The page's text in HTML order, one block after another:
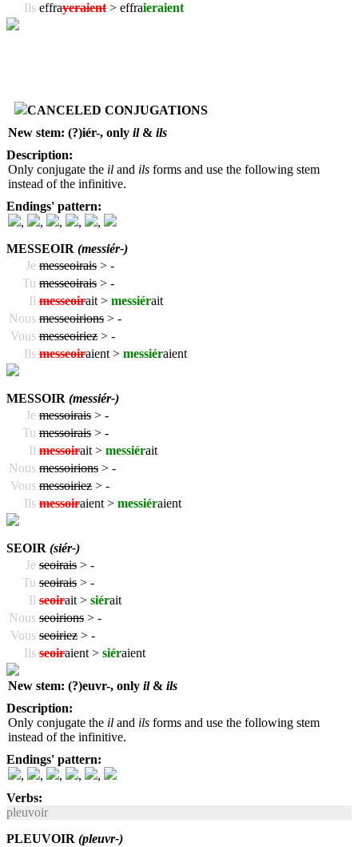
Ils effrayeraient > effraieraient
CANCELED CONJUGATIONS
New stem: (?)iér-, only il& ils
Description:
Only conjugate the il and ils forms and use the following stem
instead of the infinitive.
Endings' pattern:
,
, , ,
,
MESSEOIR (messiér-)
Je messeoirais > -
Tu messeoirais > -
Il messeoirait > messiérait
Nous messeoirions > -
Vous messeoiriez > -
Ils messeoiraient > messiéraient
MESSOIR (messiér-)
Je messoirais > -
Tu messoirais > -
Il messoirait > messiérait
Nous messoirions > -
Vous messoiriez > -
Ils messoiraient > messiéraient
SEOIR (siér-)
Je seoirais > -
Tu seoirais > -
Il seoirait > siérait
Nous seoirions > -
Vous seoiriez > -
Ils seoiraient > siéraient
New stem: (?)euvr-, only il& ils
Description:
Only conjugate the il and ils forms and use the following stem
instead of the infinitive.
Endings' pattern:
,
, , ,
,
Verbs:
pleuvoir
PLEUVOIR (pleuvr-)